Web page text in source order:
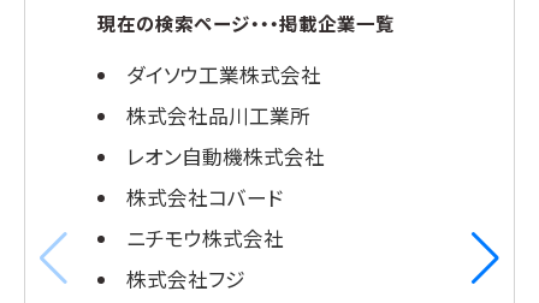
現在の検索ページ・・・掲載企業一覧
ダイソウ工業株式会社
株式会社品川工業所
レオン自動機株式会社
株式会社コバード
ニチモウ株式会社
株式会社フジ